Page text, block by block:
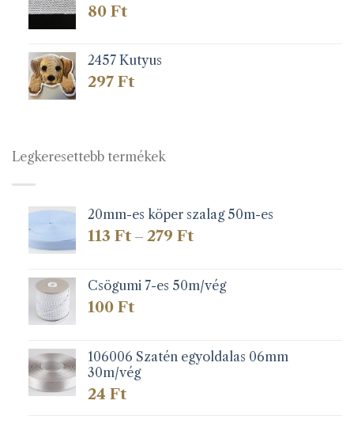
80 Ft
2457 Kutyus
297 Ft
Legkeresettebb termékek
20mm-es köper szalag 50m-es
113 Ft – 279 FtÁrtartomány:
279 Ft
Csögumi 7-es 50m/vég
100 Ft
106006 Szatén egyoldalas 06mm
30m/vég
24 Ft